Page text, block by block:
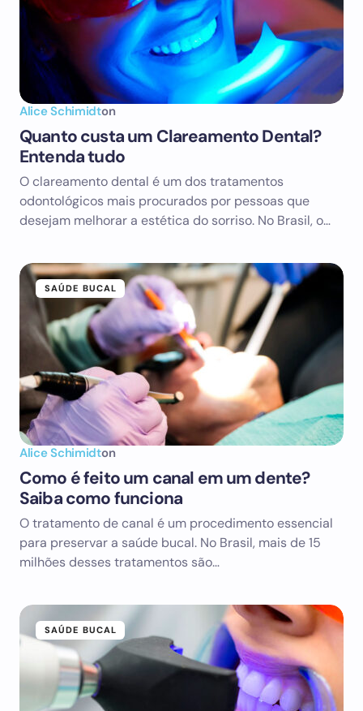
Alice Schimidton
Quanto custa um Clareamento Dental?
Entenda tudo
O clareamento dental é um dos tratamentos
odontológicos mais procurados por pessoas que
desejam melhorar a estética do sorriso. No Brasil, o…
SAÚDE BUCAL
Alice Schimidton
Como é feito um canal em um dente?
Saiba como funciona
O tratamento de canal é um procedimento essencial
para preservar a saúde bucal. No Brasil, mais de 15
milhões desses tratamentos são…
SAÚDE BUCAL